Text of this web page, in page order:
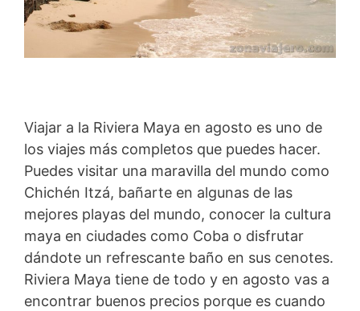
Viajar a la Riviera Maya en agosto es uno de
los viajes más completos que puedes hacer.
Puedes visitar una maravilla del mundo como
Chichén Itzá, bañarte en algunas de las
mejores playas del mundo, conocer la cultura
maya en ciudades como Coba o disfrutar
dándote un refrescante baño en sus cenotes.
Riviera Maya tiene de todo y en agosto vas a
encontrar buenos precios porque es cuando